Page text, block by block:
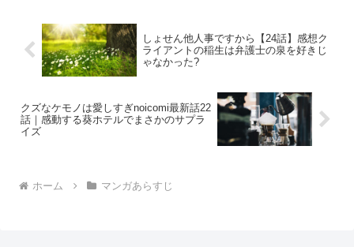
しょせん他人事ですから【24話】感想ク
ライアントの稲生は弁護士の泉を好きじ
ゃなかった?
クズなケモノは愛しすぎnoicomi最新話22
話｜感動する葵ホテルでまさかのサプラ
イズ
ホーム マンガあらすじ